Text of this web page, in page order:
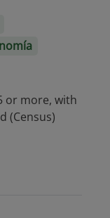
or more, with
(Census)